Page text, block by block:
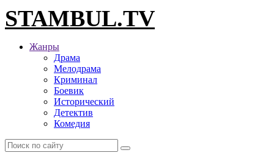
STAMBUL.TV
Жанры
Драма
Мелодрама
Криминал
Боевик
Исторический
Детектив
Комедия